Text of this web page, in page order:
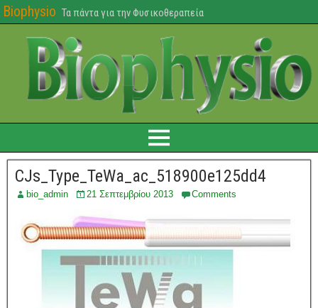
Biophysio Τα πάντα για την Φυσικοθεραπεία
CJs_Type_TeWa_ac_518900e125dd4
bio_admin 21 Σεπτεμβρίου 2013 Comments